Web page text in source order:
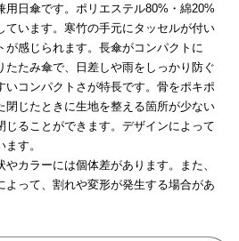
用日傘です。ポリエステル80%・綿20%
ています。寒竹の手元にタッセルが付い
が感じられます。長傘がコンパクトに
たたみ傘で、日差しや雨をしっかり防ぐ
いコンパクトさが特長です。骨をポキポ
閉じたときに生地を整える箇所が少ない
じることができます。デザインによって
す。
やカラーには個体差があります。また、
よって、割れや変形が発生する場合があ